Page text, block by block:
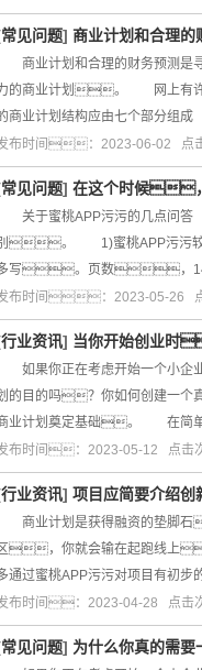
常见问题] 商业计划和合理的
商业计划和合理的财务预测是
的商业计划。 网上有许
商业计划结构应由七个部分组成
布时间：2023-06-02 点
常见问题] 在这个时候
关于蜜桃APP污污的几点问
。 1)蜜桃APP污污
写。页数，14
布时间：2023-05-26
行业资讯] 当你开始创业时
如果你正在考虑开始一个小企
的目的吗？你如何创建一
业计划奠定基础。 在简
布时间：2023-05-12 点
行业资讯] 项目应简要介绍
商业计划是获得融资的垫脚石
区，你就会输在起跑线上
通过蜜桃APP污污对项目有初
布时间：2023-04-28 点
常见问题] 为什么你真的需要